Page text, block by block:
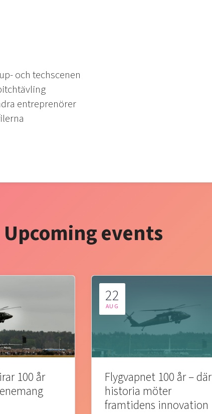
och techscenen
entreprenörer
Upcoming events
100 år
22
AUG
Flygvapnet 100 år – där
historia möter
framtidens innovation